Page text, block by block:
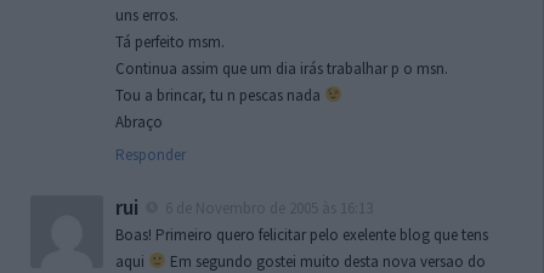
uns erros.
Tá perfeito msm.
Continua assim que um dia irás trabalhar p o msn.
Tou a brincar, tu n pescas nada
Abraço
Responder
rui
Boas! Primeiro quero felicitar pelo exelente blog que tens
aqui
Em segundo gostei muito desta nova versao do